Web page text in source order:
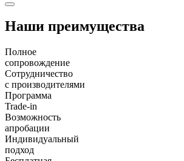
Наши преимущества
Полное
сопровождение
Сотрудничество
с производителями
Программа
Trade-in
Возможность
апробации
Индивидуальный
подход